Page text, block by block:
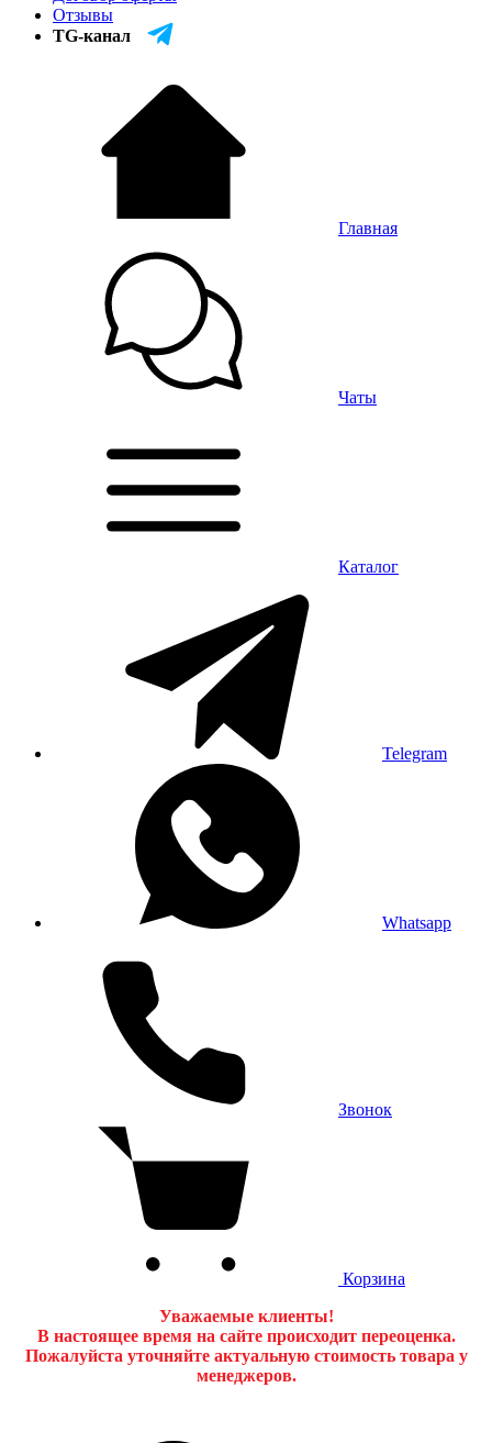
Отзывы
TG-канал
Главная
Чаты
Каталог
Telegram
Whatsapp
Звонок
Корзина
Уважаемые клиенты!
В настоящее время на сайте происходит переоценка.
Пожалуйста уточняйте актуальную стоимость товара у
менеджеров.